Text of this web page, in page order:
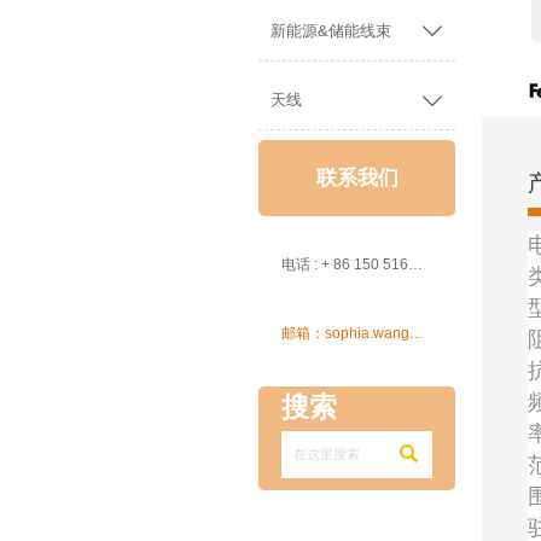
新能源&储能线束 
天线 
联系我们
电话 : + 86 150 5162 5639

搜索
